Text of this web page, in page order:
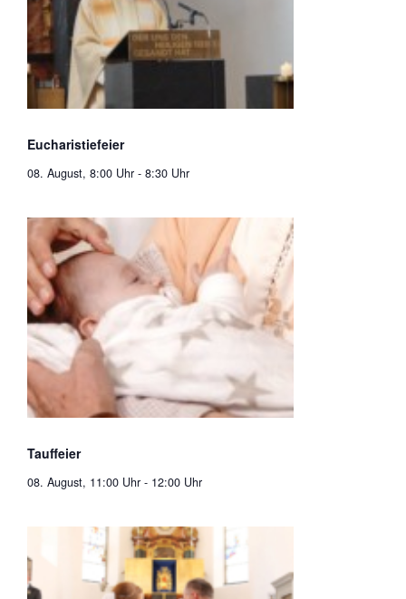
Eucharistiefeier
08. August, 8:00 Uhr - 8:30 Uhr
Tauffeier
08. August, 11:00 Uhr - 12:00 Uhr